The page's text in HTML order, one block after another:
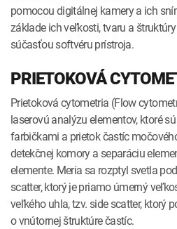
pomocou digitálnej kamery a ich
základe ich veľkosti, tvaru a
súčasťou softvéru prístroja.
PRIETOKOVÁ
Prietoková cytometria (Flow
laserovú analýzu elementov, ktoré
farbičkami a prietok častíc
detekčnej komory a separáciu
elemente. Meria sa rozptyl svetla
scatter, ktorý je priamo úmerný
veľkého uhla, tzv. side scatter, ktorý
o vnútornej štruktúre častíc.